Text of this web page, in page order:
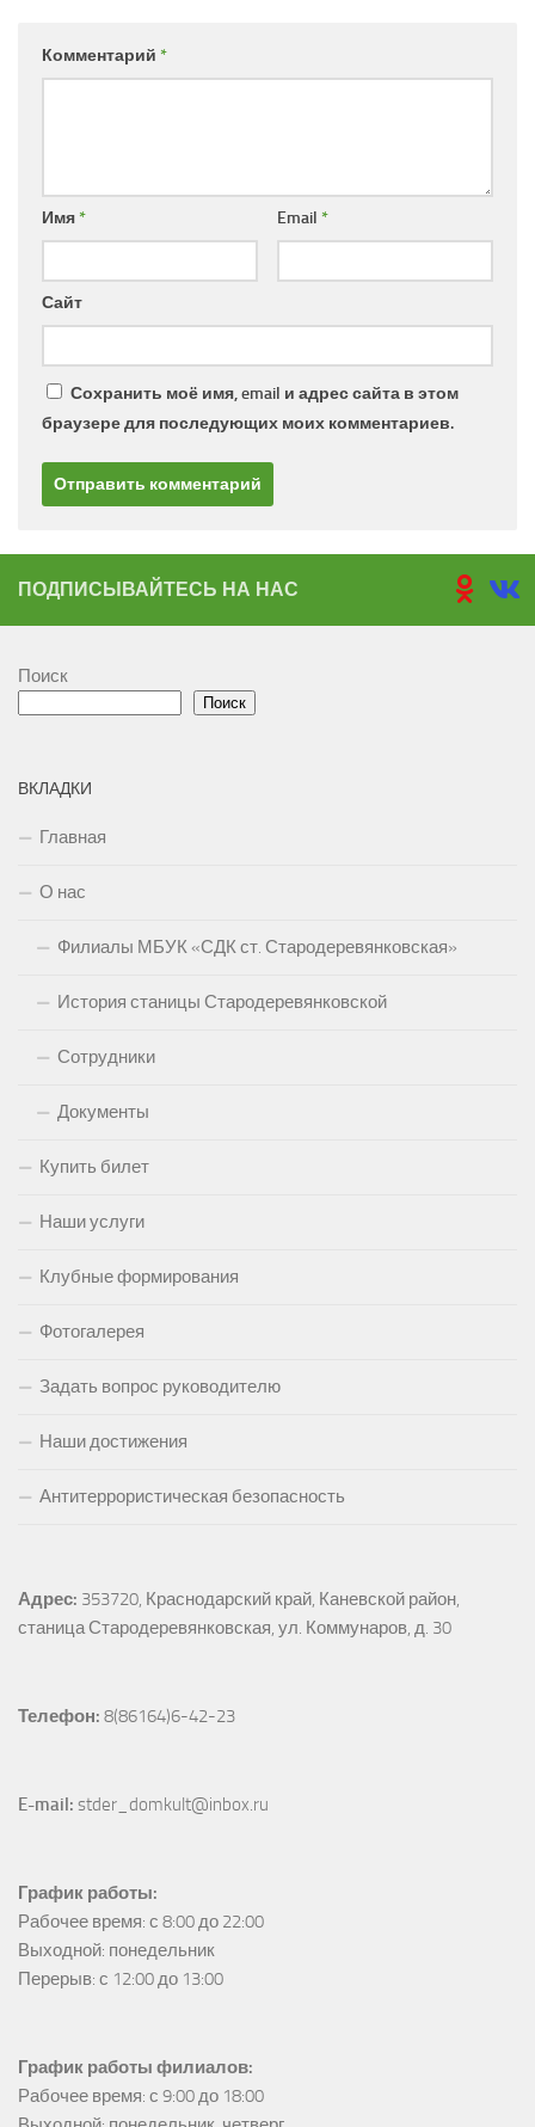
Комментарий *
Имя* Email *
Сайт
Сохранить моё имя, email и адрес сайта в этом
браузере для последующих моих комментариев.
ПОДПИСЫВАЙТЕСЬ НА НАС
Поиск
Поиск
ВКЛАДКИ
Главная
О нас
Филиалы МБУК «СДК ст. Стародеревянковская»
История станицы Стародеревянковской
Сотрудники
Документы
Купить билет
Наши услуги
Клубные формирования
Фотогалерея
Задать вопрос руководителю
Наши достижения
Антитеррористическая безопасность
Адрес: 353720, Краснодарский край, Каневской район,
станица Стародеревянковская, ул. Коммунаров, д. 30
Телефон: 8(86164)6-42-23
E-mail: stder_domkult@inbox.ru
График работы:
Рабочее время: с 8:00 до 22:00
Выходной: понедельник
Перерыв: с 12:00 до 13:00
График работы филиалов:
Рабочее время: с 9:00 до 18:00